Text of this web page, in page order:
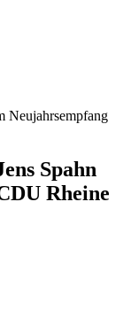
Spahn
Rheine